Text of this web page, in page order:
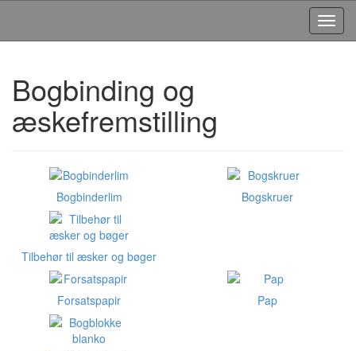
Bogbinding og
æskefremstilling
Bogbinderlim Bogskruer
Tilbehør til æsker og bøger
Forsatspapir Pap